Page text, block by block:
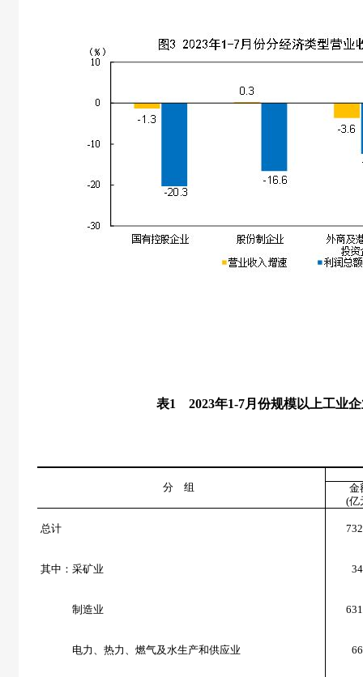
表1 2023年1-7月份规模以上工业
分 组
金
(亿
总计
其中：采矿业
制造业
电力、热力、燃气及水生产和供应业